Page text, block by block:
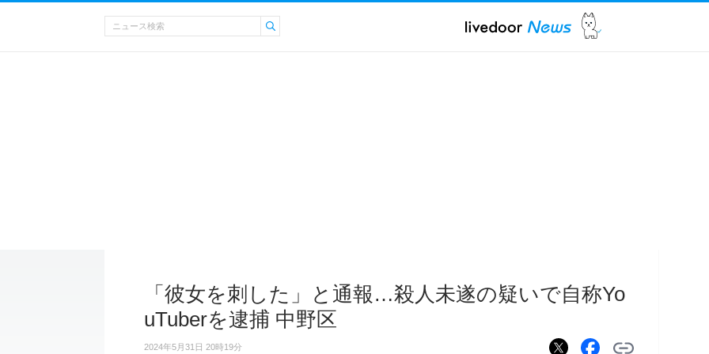
「彼女を刺した」と通報…殺人未遂の疑いで自称Yo
uTuberを逮捕 中野区
2024年5月31日 20時19分